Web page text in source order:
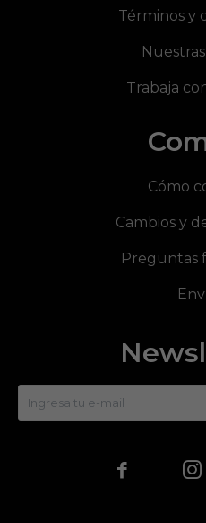
Términos y
Trabaja
Cómo
Cambios y
Preguntas
 